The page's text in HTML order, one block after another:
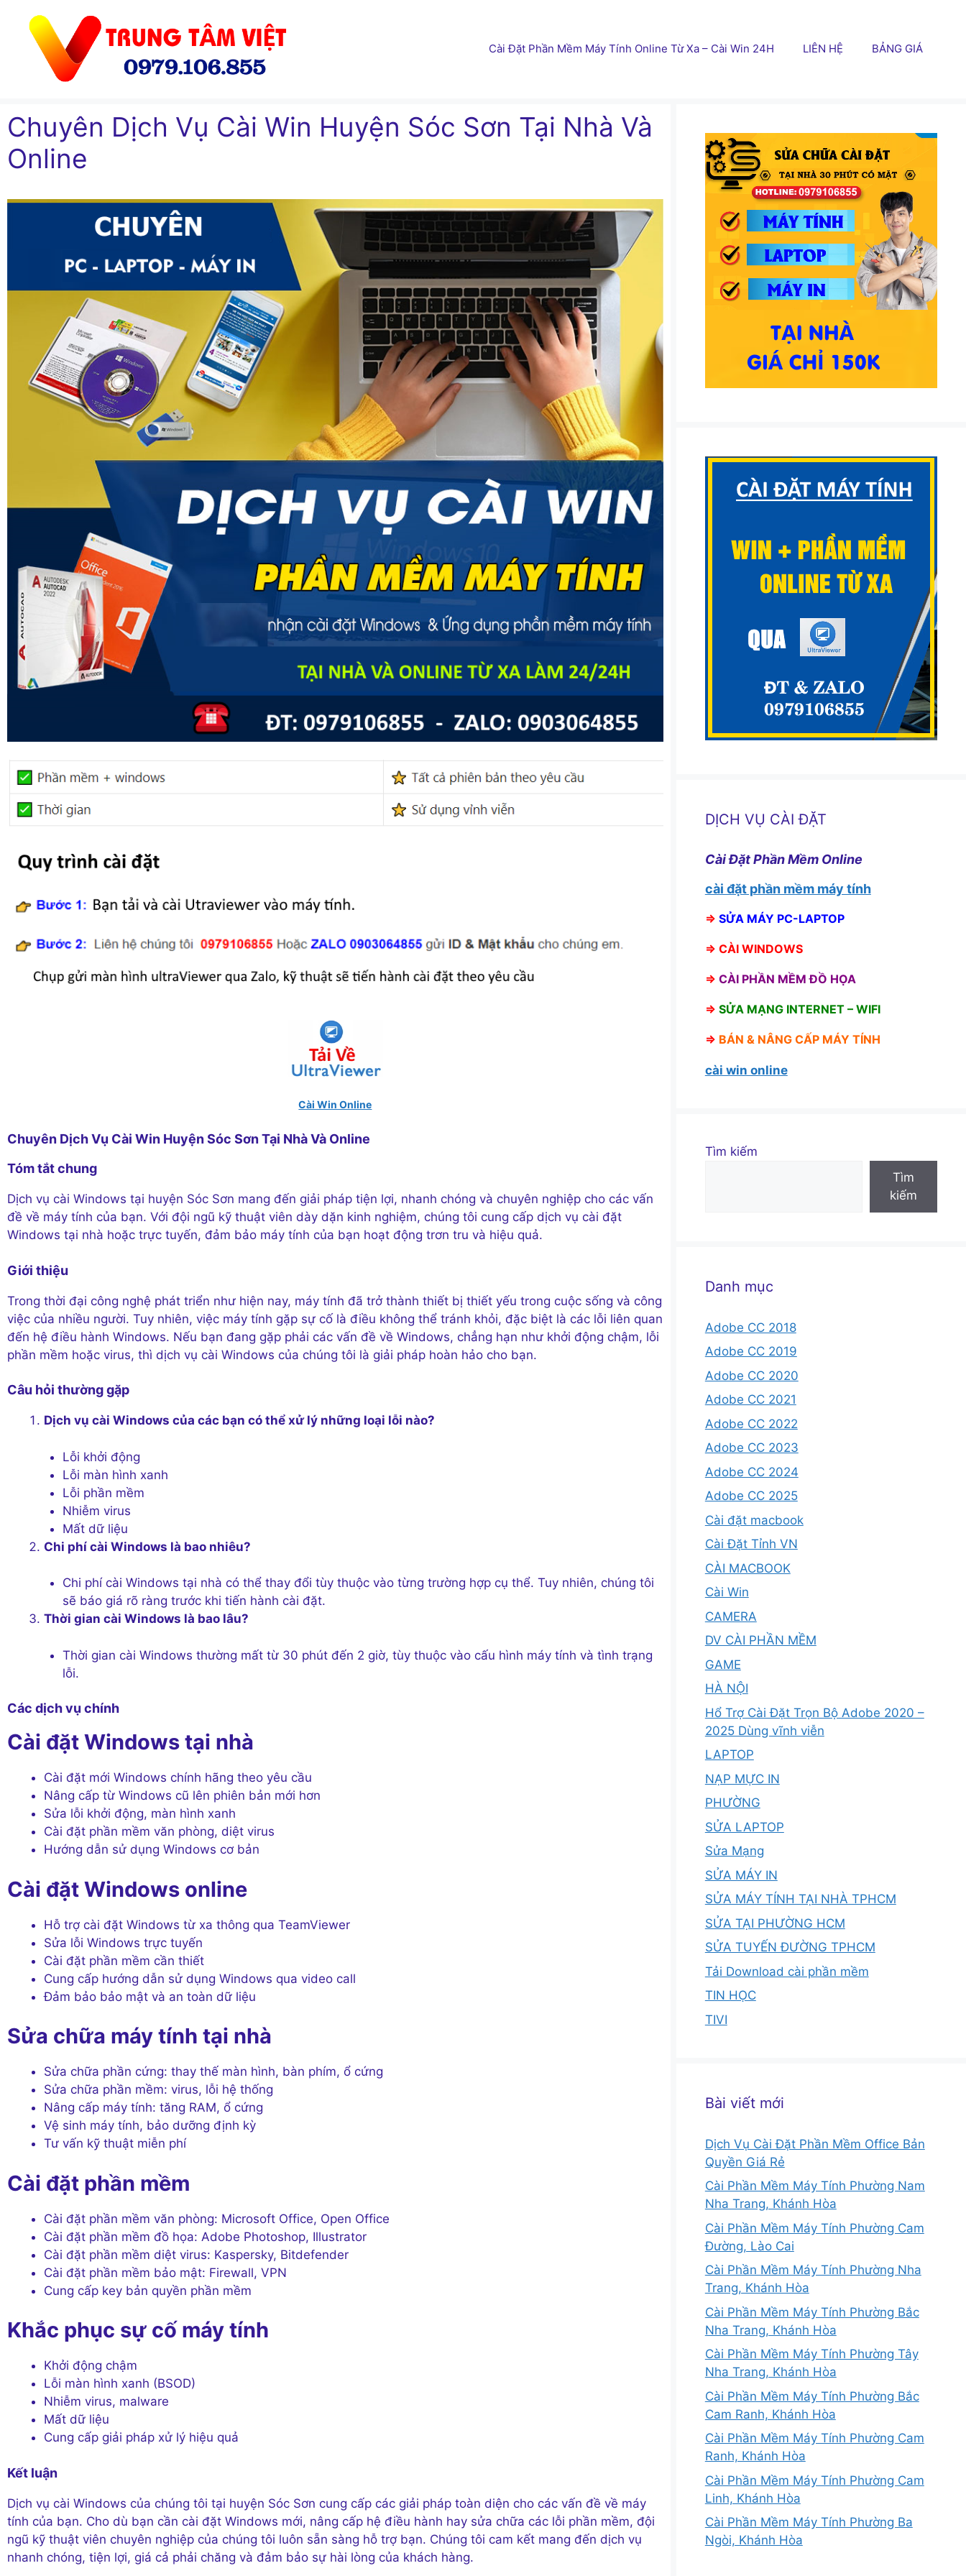
Cài Đặt Phần Mềm Máy Tính Online Từ Xa – Cài Win 24H LIÊN HỆ BẢNG GIÁ
Chuyên Dịch Vụ Cài Win Huyện Sóc Sơn Tại Nhà Và
Online
Cài Win Online
Chuyên Dịch Vụ Cài Win Huyện Sóc Sơn Tại Nhà Và Online
Tóm tắt chung
Dịch vụ cài Windows tại huyện Sóc Sơn mang đến giải pháp tiện lợi, nhanh chóng và chuyên nghiệp cho các vấn
đề về máy tính của bạn. Với đội ngũ kỹ thuật viên dày dặn kinh nghiệm, chúng tôi cung cấp dịch vụ cài đặt
Windows tại nhà hoặc trực tuyến, đảm bảo máy tính của bạn hoạt động trơn tru và hiệu quả.
Giới thiệu
Trong thời đại công nghệ phát triển như hiện nay, máy tính đã trở thành thiết bị thiết yếu trong cuộc sống và công
việc của nhiều người. Tuy nhiên, việc máy tính gặp sự cố là điều không thể tránh khỏi, đặc biệt là các lỗi liên quan
đến hệ điều hành Windows. Nếu bạn đang gặp phải các vấn đề về Windows, chẳng hạn như khởi động chậm, lỗi
phần mềm hoặc virus, thì dịch vụ cài Windows của chúng tôi là giải pháp hoàn hảo cho bạn.
Câu hỏi thường gặp
Dịch vụ cài Windows của các bạn có thể xử lý những loại lỗi nào?
Lỗi khởi động
Lỗi màn hình xanh
Lỗi phần mềm
Nhiễm virus
Mất dữ liệu
Chi phí cài Windows là bao nhiêu?
Chi phí cài Windows tại nhà có thể thay đổi tùy thuộc vào từng trường hợp cụ thể. Tuy nhiên, chúng tôi
sẽ báo giá rõ ràng trước khi tiến hành cài đặt.
Thời gian cài Windows là bao lâu?
Thời gian cài Windows thường mất từ 30 phút đến 2 giờ, tùy thuộc vào cấu hình máy tính và tình trạng
lỗi.
Các dịch vụ chính
Cài đặt Windows tại nhà
Cài đặt mới Windows chính hãng theo yêu cầu
Nâng cấp từ Windows cũ lên phiên bản mới hơn
Sửa lỗi khởi động, màn hình xanh
Cài đặt phần mềm văn phòng, diệt virus
Hướng dẫn sử dụng Windows cơ bản
Cài đặt Windows online
Hỗ trợ cài đặt Windows từ xa thông qua TeamViewer
Sửa lỗi Windows trực tuyến
Cài đặt phần mềm cần thiết
Cung cấp hướng dẫn sử dụng Windows qua video call
Đảm bảo bảo mật và an toàn dữ liệu
Sửa chữa máy tính tại nhà
Sửa chữa phần cứng: thay thế màn hình, bàn phím, ổ cứng
Sửa chữa phần mềm: virus, lỗi hệ thống
Nâng cấp máy tính: tăng RAM, ổ cứng
Vệ sinh máy tính, bảo dưỡng định kỳ
Tư vấn kỹ thuật miễn phí
Cài đặt phần mềm
Cài đặt phần mềm văn phòng: Microsoft Office, Open Office
Cài đặt phần mềm đồ họa: Adobe Photoshop, Illustrator
Cài đặt phần mềm diệt virus: Kaspersky, Bitdefender
Cài đặt phần mềm bảo mật: Firewall, VPN
Cung cấp key bản quyền phần mềm
Khắc phục sự cố máy tính
Khởi động chậm
Lỗi màn hình xanh (BSOD)
Nhiễm virus, malware
Mất dữ liệu
Cung cấp giải pháp xử lý hiệu quả
Kết luận
Dịch vụ cài Windows của chúng tôi tại huyện Sóc Sơn cung cấp các giải pháp toàn diện cho các vấn đề về máy
tính của bạn. Cho dù bạn cần cài đặt Windows mới, nâng cấp hệ điều hành hay sửa chữa các lỗi phần mềm, đội
ngũ kỹ thuật viên chuyên nghiệp của chúng tôi luôn sẵn sàng hỗ trợ bạn. Chúng tôi cam kết mang đến dịch vụ
nhanh chóng, tiện lợi, giá cả phải chăng và đảm bảo sự hài lòng của khách hàng.
DỊCH VỤ CÀI ĐẶT
Cài Đặt Phần Mềm Online
cài đặt phần mềm máy tính
⇒ SỬA MÁY PC-LAPTOP
⇒ CÀI WINDOWS
⇒ CÀI PHẦN MỀM ĐỒ HỌA
⇒ SỬA MẠNG INTERNET – WIFI
⇒ BÁN & NÂNG CẤP MÁY TÍNH
cài win online
Tìm kiếm
Tìm
kiếm
Danh mục
Adobe CC 2018
Adobe CC 2019
Adobe CC 2020
Adobe CC 2021
Adobe CC 2022
Adobe CC 2023
Adobe CC 2024
Adobe CC 2025
Cài đặt macbook
Cài Đặt Tỉnh VN
CÀI MACBOOK
Cài Win
CAMERA
DV CÀI PHẦN MỀM
GAME
HÀ NỘI
Hổ Trợ Cài Đặt Trọn Bộ Adobe 2020 –
2025 Dùng vĩnh viễn
LAPTOP
NẠP MỰC IN
PHƯỜNG
SỬA LAPTOP
Sửa Mạng
SỬA MÁY IN
SỬA MÁY TÍNH TẠI NHÀ TPHCM
SỬA TẠI PHƯỜNG HCM
SỬA TUYẾN ĐƯỜNG TPHCM
Tải Download cài phần mềm
TIN HỌC
TIVI
Bài viết mới
Dịch Vụ Cài Đặt Phần Mềm Office Bản
Quyền Giá Rẻ
Cài Phần Mềm Máy Tính Phường Nam
Nha Trang, Khánh Hòa
Cài Phần Mềm Máy Tính Phường Cam
Đường, Lào Cai
Cài Phần Mềm Máy Tính Phường Nha
Trang, Khánh Hòa
Cài Phần Mềm Máy Tính Phường Bắc
Nha Trang, Khánh Hòa
Cài Phần Mềm Máy Tính Phường Tây
Nha Trang, Khánh Hòa
Cài Phần Mềm Máy Tính Phường Bắc
Cam Ranh, Khánh Hòa
Cài Phần Mềm Máy Tính Phường Cam
Ranh, Khánh Hòa
Cài Phần Mềm Máy Tính Phường Cam
Linh, Khánh Hòa
Cài Phần Mềm Máy Tính Phường Ba
Ngòi, Khánh Hòa